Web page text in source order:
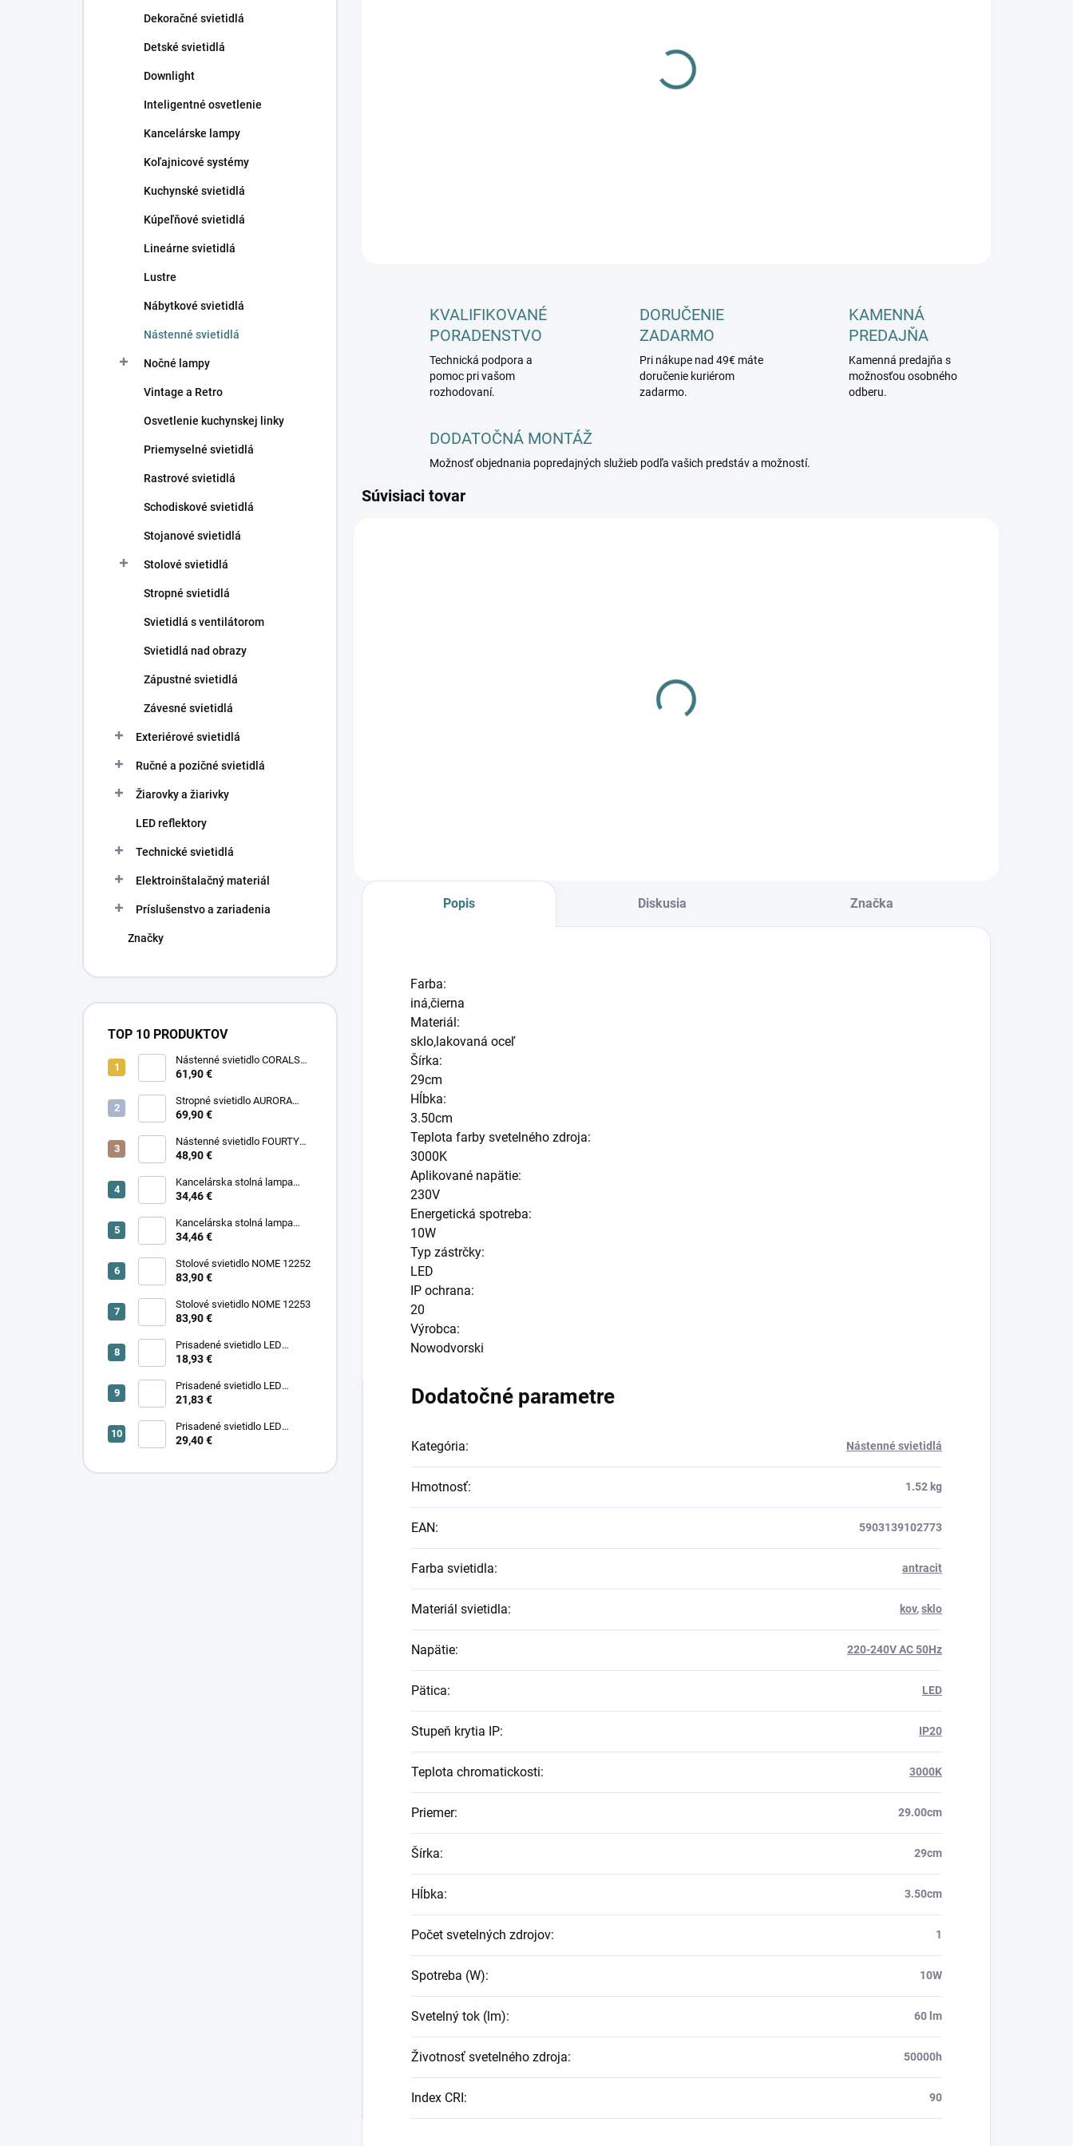
Dekoračné svietidlá
Detské svietidlá
Downlight
Inteligentné osvetlenie
Kancelárske lampy
Koľajnicové systémy
Kuchynské svietidlá
Kúpeľňové svietidlá
Lineárne svietidlá
Lustre
Nábytkové svietidlá
Nástenné svietidlá
Nočné lampy
Vintage a Retro
Osvetlenie kuchynskej linky
Priemyselné svietidlá
Rastrové svietidlá
Schodiskové svietidlá
Stojanové svietidlá
Stolové svietidlá
Stropné svietidlá
Svietidlá s ventilátorom
Svietidlá nad obrazy
Zápustné svietidlá
Závesné svietidlá
Exteriérové svietidlá
Ručné a pozičné svietidlá
Žiarovky a žiarivky
LED reflektory
Technické svietidlá
Elektroinštalačný materiál
Príslušenstvo a zariadenia
Značky
TOP 10 PRODUKTOV
Nástenné svietidlo CORALS
11977
61,90 €
Stropné svietidlo AURORA
11971
69,90 €
Nástenné svietidlo FOURTY
WALL S 10888
48,90 €
Kancelárska stolná lampa
PIXA KT-40-GR BL 90420
34,46 €
Kancelárska stolná lampa
PIXA KT-40-BE 90419
34,46 €
Stolové svietidlo NOME 12252
83,90 €
Stolové svietidlo NOME 12253
83,90 €
Prisadené svietidlo LED
18,93 €
Prisadené svietidlo LED
SONOR CCT UP 6W B 24365
21,83 €
Prisadené svietidlo LED
29,40 €
DETAILNÉ INFORMÁCIE
KVALIFIKOVANÉ
PORADENSTVO
Technická podpora a
pomoc pri vašom
rozhodovaní.
DORUČENIE
ZADARMO
Pri nákupe nad 49€ máte
doručenie kuriérom
zadarmo.
KAMENNÁ
PREDAJŇA
Kamenná predajňa s
možnosťou osobného
odberu.
DODATOČNÁ MONTÁŽ
Možnosť objednania popredajných služieb podľa vašich predstáv a možností.
Súvisiaci tovar
Popis Diskusia Značka
Farba:
iná,čierna
Materiál:
sklo,lakovaná oceľ
Šírka:
29cm
Hĺbka:
3.50cm
Teplota farby svetelného zdroja:
3000K
Aplikované napätie:
230V
Energetická spotreba:
10W
Typ zástrčky:
LED
IP ochrana:
20
Výrobca:
Nowodvorski
Dodatočné parametre
Kategória: Nástenné svietidlá
Hmotnosť: 1.52 kg
EAN: 5903139102773
Farba svietidla: antracit
Materiál svietidla: kov,sklo
Napätie: 220-240V AC 50Hz
Pätica: LED
Stupeň krytia IP: IP20
Teplota chromatickosti: 3000K
Priemer: 29.00cm
Šírka: 29cm
Hĺbka: 3.50cm
Počet svetelných zdrojov: 1
Spotreba (W): 10W
Svetelný tok (lm): 60 lm
Životnosť svetelného zdroja: 50000h
Index CRI : 90